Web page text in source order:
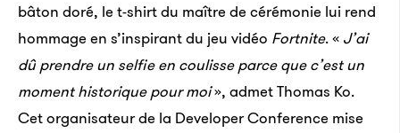
bâton doré, le t-shirt du maître de cérémonie lui rend
hommage en s’inspirant du jeu vidéo Fortnite. « J’ai
dû prendre un selfie en coulisse parce que c’est un
moment historique pour moi», admet Thomas Ko.
Cet organisateur de la Developer Conference mise